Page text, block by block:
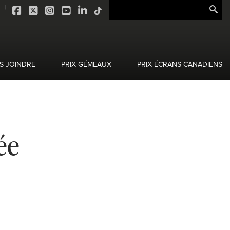
JOINDRE PRIX GÉMEAUX PRIX ÉCRANS CANADIENS